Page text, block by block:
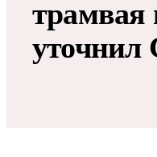
уточнил